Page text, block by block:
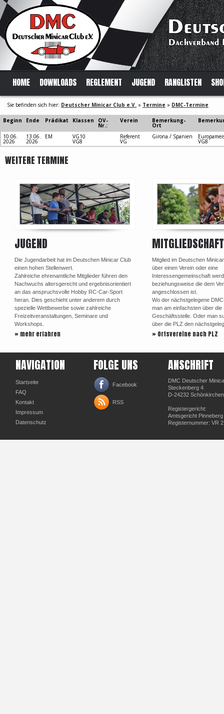
HOME DOWNLOADS REGLEMENT JUGEND RANGLISTEN
Sie befinden sich hier: Deutscher Minicar Club e.V. » Termine » DMC-Termine
Beginn Ende Prädikat Klassen OV-
Nr.:
Verein Bemerkung-
Ort
10.06.
2026
13.06.
2026
EM VG10
VG8
Referent
VG
Girona / Spanien
VG8
WEITERE TERMINE
JUGEND
Die Jugendarbeit hat im Deutschen Minicar Club
einen hohen Stellenwert.
Zahlreiche ehrenamtliche Mitglieder führen den
Nachwuchs altersgerecht und ergebnisorientiert
an das anspruchsvolle Hobby RC-Car-Sport
heran. Dies geschieht unter anderem durch
spezielle Wettbewerbe sowie zahlreiche
Freizeitveranstaltungen, Seminare und
Workshops.
» mehr erfahren
MITGLIEDSCHAFT
Mitglied im Deutschen
über einen Verein oder eine
Interessengemeinschaft
beziehungsweise die dem
angeschlossen ist.
Wo der nächstgelegene
man am einfachsten über die
Geschäftsstelle. Oder man
über die PLZ den
» Ortsvereine nach PLZ
NAVIGATION
Startseite
FAQ
Kontakt
Impressum
Datenschutz
FOLGE UNS
Facebook
RSS
ANSCHRIFT
DMC Deutscher
Steckenberg 4
D-24232 Schönkirchen
Registergericht:
Amtsgericht Pinneberg
Registernummer: VR